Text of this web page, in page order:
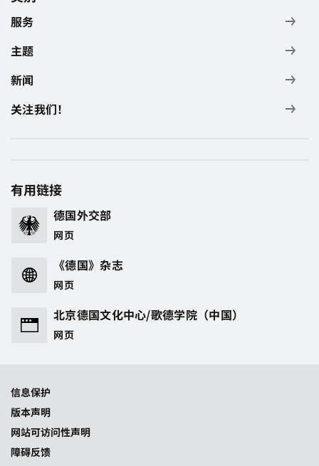
服务
主题
新闻
关注我们！
有用链接
德国外交部
网页
《德国》杂志
网页
北京德国文化中心/歌德学院（中国）
网页
信息保护
版本声明
网站可访问性声明
障碍反馈